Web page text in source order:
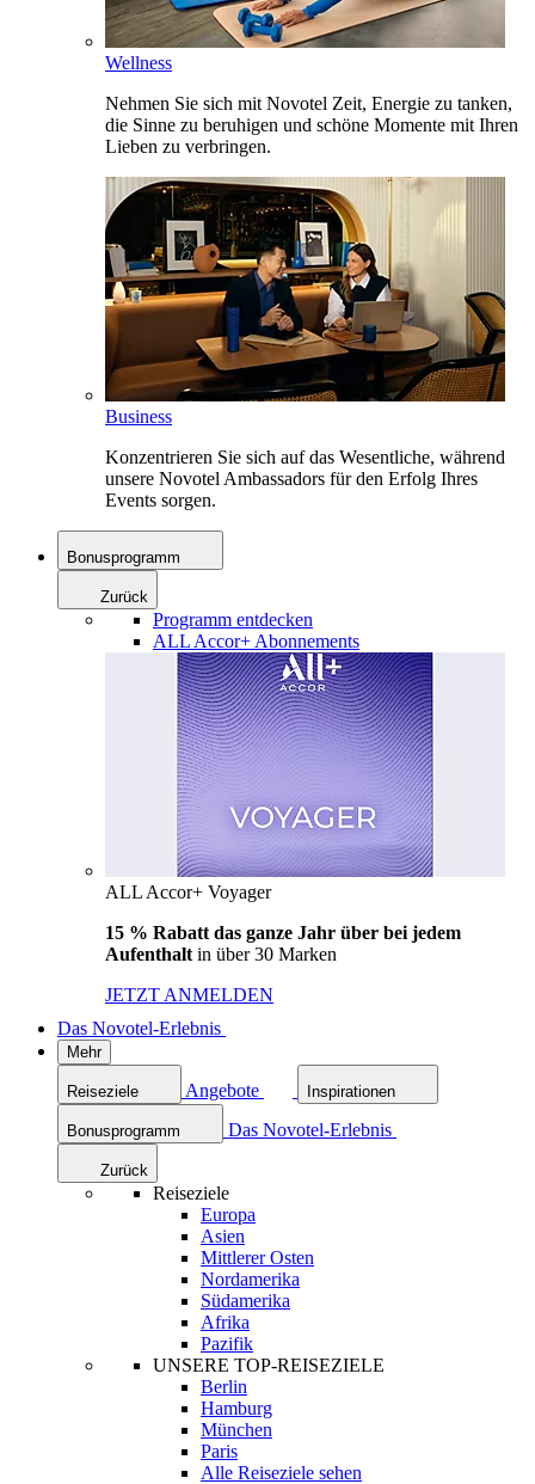
Wellness
Nehmen Sie sich mit Novotel Zeit, Energie zu tanken,
die Sinne zu beruhigen und schöne Momente mit Ihren
Lieben zu verbringen.
Business
Konzentrieren Sie sich auf das Wesentliche, während
unsere Novotel Ambassadors für den Erfolg Ihres
Events sorgen.
Bonusprogramm
Zurück
Programm entdecken
ALL Accor+ Abonnements
ALL Accor+ Voyager
15 % Rabatt das ganze Jahr über bei jedem
Aufenthalt in über 30 Marken
JETZT ANMELDEN
Das Novotel-Erlebnis
Mehr
Reiseziele Angebote Inspirationen
Bonusprogramm Das Novotel-Erlebnis
Zurück
Reiseziele
Europa
Asien
Mittlerer Osten
Nordamerika
Südamerika
Afrika
Pazifik
UNSERE TOP-REISEZIELE
Berlin
Hamburg
München
Paris
Alle Reiseziele sehen